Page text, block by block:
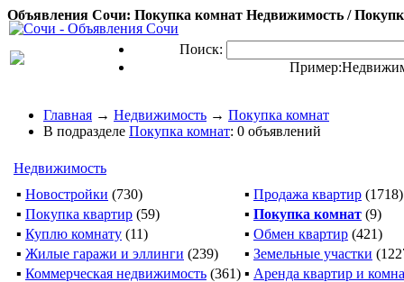
Объявления Сочи: Покупка комнат Недвижимость /
Поиск:
Пример:
Главная → Недвижимость → Покупка комнат
В подразделе Покупка комнат: 0 объявлений
Недвижимость
▪ Новостройки (730) ▪ Продажа квартир (1718)
▪ Покупка квартир (59) ▪ Покупка комнат (9)
▪ Куплю комнату (11) ▪ Обмен квартир (421)
▪ Жилые гаражи и эллинги (239) ▪ Земельные участки
▪ Коммерческая недвижимость (361) ▪ Аренда квартир и